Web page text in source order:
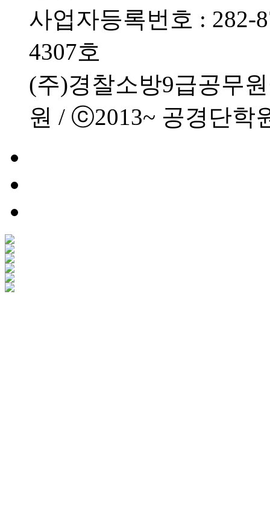
사업자등록번호 : 282-
4307호
(주)경찰소방9급공무
원 / ⓒ2013~ 공경단학